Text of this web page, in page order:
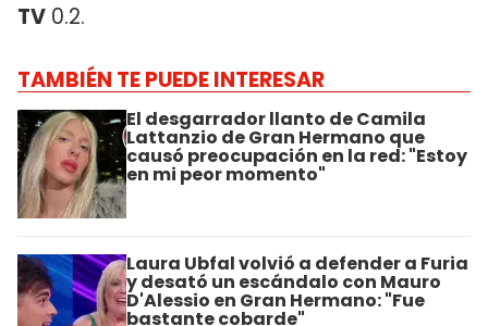
TV 0.2.
TAMBIÉN TE PUEDE INTERESAR
El desgarrador llanto de Camila
Lattanzio de Gran Hermano que
causó preocupación en la red: "Estoy
en mi peor momento"
Laura Ubfal volvió a defender a Furia
y desató un escándalo con Mauro
D'Alessio en Gran Hermano: "Fue
bastante cobarde"